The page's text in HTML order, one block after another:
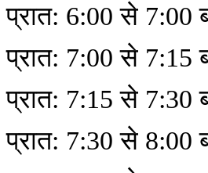
प्रात: 6:00 से 7:00
प्रात: 7:00 से 7:15
प्रात: 7:15 से 7:30
प्रात: 7:30 से 8:00